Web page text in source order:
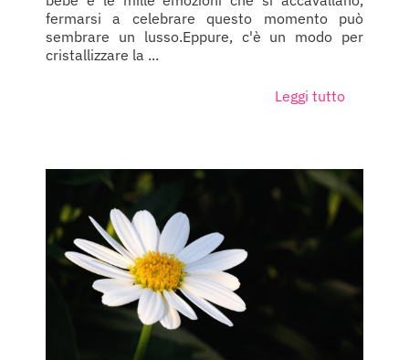
fermarsi a celebrare questo momento può
sembrare un lusso.Eppure, c'è un modo per
cristallizzare la ...
Leggi tutto